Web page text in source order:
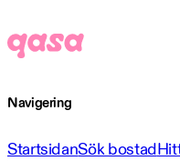
Navigering
StartsidanSök bostad